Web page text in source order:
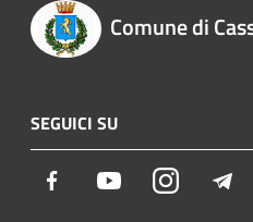
Comune di
SEGUICI SU
Facebook YoutubeInstagram